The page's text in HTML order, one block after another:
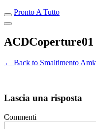
Pronto A Tutto
ACDCoperture01
← Back to Smaltimento
Lascia una risposta
Commenti